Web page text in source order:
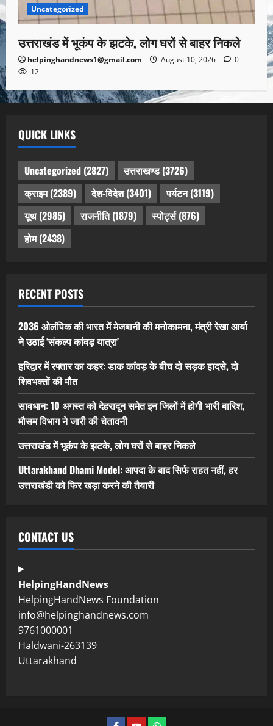
Uncategorized
उत्तराखंड में भूकंप के झटके, लोग घरों से बाहर निकले
helpinghandnews1@gmail.com August 10, 2026
0
12
QUICK LINKS
Uncategorized (2827) उत्तराखण्ड(3726)
क्राइम(2389) देश-विदेश(3401) पर्यटन(3119)
यूथ(2985) राजनीति(1879) स्पोर्ट्स(876)
होम(2438)
RECENT POSTS
2036 ओलंपिक की भारत में मेजबानी की मनोकामना, मंत्री रेखा आर्या
ने उठाई ‘संकल्प कांवड़ यात्रा’
हरिद्वार में रफ्तार का कहर: डाक कांवड़ के बीच दो सड़क हादसे, दो
शिवभक्तों की मौत
सावधान: 10 अगस्त को देहरादून समेत इन जिलों में होगी भारी बारिश,
मौसम विभाग ने जारी की चेतावनी
उत्तराखंड में भूकंप के झटके, लोग घरों से बाहर निकले
Uttarakhand Dhami Model: आपदा के बाद सिर्फ राहत नहीं, हर
उत्तराखंडी को फिर खड़ा करने की तैयारी
CONTACT US
HelpingHandNews
HelpingHandNews Foundation
info@helpinghandnews.com
9761000001
Haldwani-263139
Uttarakhand